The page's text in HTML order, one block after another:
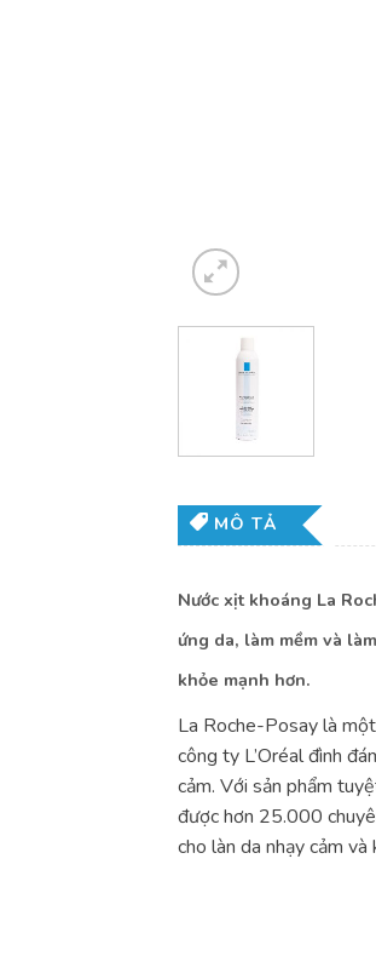
MÔ TẢ
Nước xịt khoáng La
ứng da, làm mềm và
khỏe mạnh hơn.
La Roche-Posay là
công ty L’Oréal đình
cảm. Với sản phẩm
được hơn 25.000
cho làn da nhạy cảm và